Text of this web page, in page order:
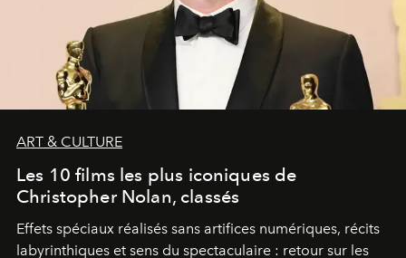
ART & CULTURE
Les 10 films les plus iconiques de
Christopher Nolan, classés
Effets spéciaux réalisés sans artifices numériques, récits
labyrinthiques et sens du spectaculaire : retour sur les